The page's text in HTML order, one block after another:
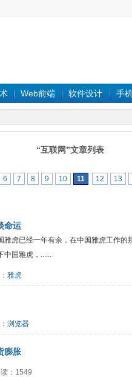
Web前端 软件设计 手
“互联网”文章列表
6 7 8 9 10 11 12 13
命运
虎已经一年有余，在中国雅虎工作
中国雅虎，......
雅虎
浏览器
膨胀
：1549